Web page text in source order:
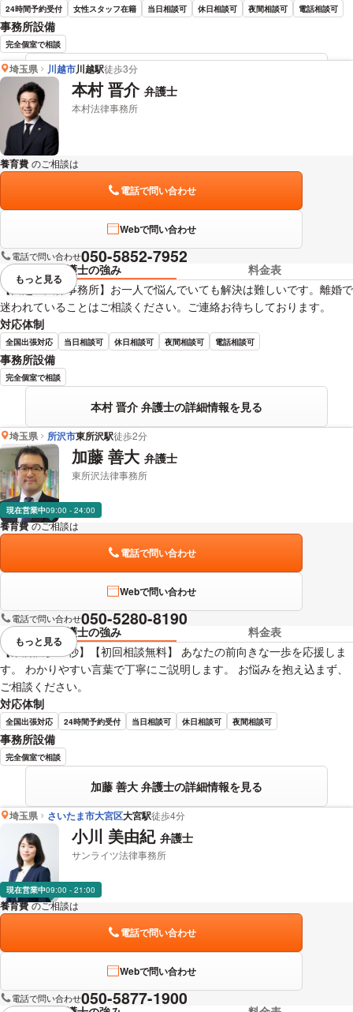
24時間予約受付 女性スタッフ在籍 当日相談可 休日相談可 夜間相談可 電話相談可
事務所設備
完全個室で相談
上月 裕紀 弁護士の詳細情報を見る
埼玉県 川越市川越駅徒歩3分
本村 晋介 弁護士
本村法律事務所
養育費 のご相談は
電話で問い合わせ
Webで問い合わせ
電話で問い合わせ050-5852-7952
弁護士の強み
料金表
【川越の法律事務所】お一人で悩んでいても解決は難しいです。離婚で
迷われていることはご相談ください。ご連絡お待ちしております。
対応体制
全国出張対応 当日相談可 休日相談可 夜間相談可 電話相談可
事務所設備
完全個室で相談
本村 晋介 弁護士の詳細情報を見る
視覚的に省略されている要素を
もっと見る
埼玉県 所沢市東所沢駅徒歩2分
加藤 善大 弁護士
東所沢法律事務所
現在営業中09:00 - 24:00
養育費 のご相談は
電話で問い合わせ
Webで問い合わせ
電話で問い合わせ050-5280-8190
弁護士の強み
料金表
【東所沢駅30秒】【初回相談無料】 あなたの前向きな一歩を応援しま
す。 わかりやすい言葉で丁寧にご説明します。 お悩みを抱え込まず、
ご相談ください。
対応体制
全国出張対応 24時間予約受付 当日相談可 休日相談可 夜間相談可
事務所設備
完全個室で相談
加藤 善大 弁護士の詳細情報を見る
視覚的に省略されている要素を
もっと見る
埼玉県 さいたま市大宮区大宮駅徒歩4分
小川 美由紀 弁護士
サンライツ法律事務所
現在営業中09:00 - 21:00
養育費 のご相談は
電話で問い合わせ
Webで問い合わせ
電話で問い合わせ050-5877-1900